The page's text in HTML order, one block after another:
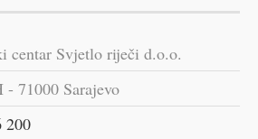
centar Svjetlo riječi d.o.o.
71000 Sarajevo
200